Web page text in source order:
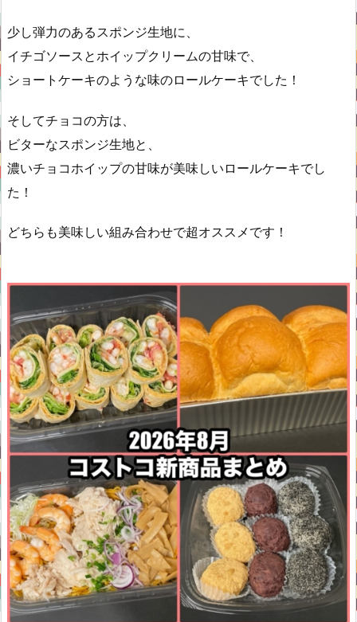
少し弾力のあるスポンジ生地に、
イチゴソースとホイップクリームの甘味で、
ショートケーキのような味のロールケーキでした！
そしてチョコの方は、
ビターなスポンジ生地と、
濃いチョコホイップの甘味が美味しいロールケーキでし
た！
どちらも美味しい組み合わせで超オススメです！